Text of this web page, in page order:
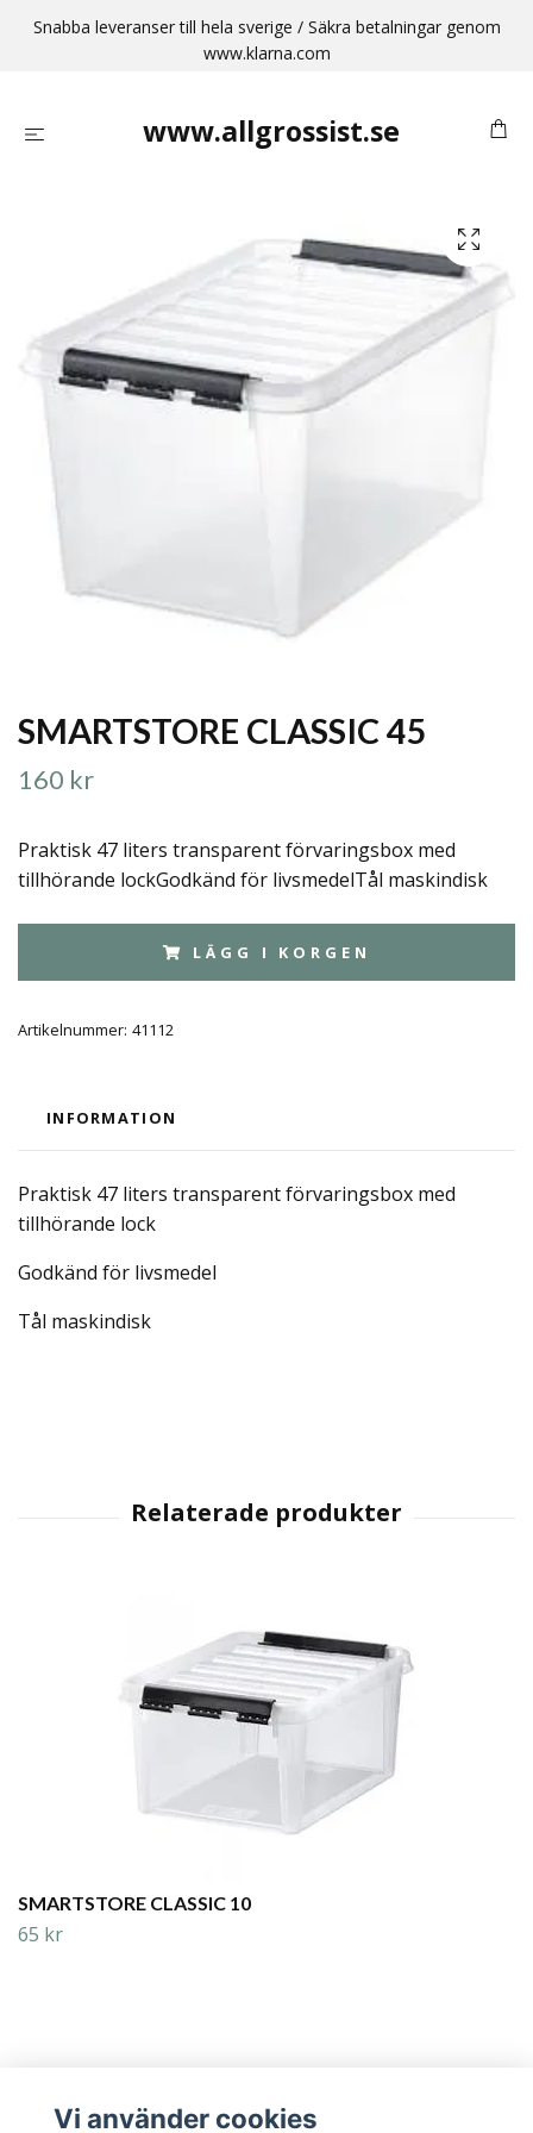
Snabba leveranser till hela sverige / Säkra betalningar genom
www.klarna.com
www.allgrossist.se
SMARTSTORE CLASSIC 45
160 kr
Praktisk 47 liters transparent förvaringsbox med
tillhörande lockGodkänd för livsmedelTål maskindisk
LÄGG I KORGEN
Artikelnummer: 41112
INFORMATION
Praktisk 47 liters transparent förvaringsbox med
tillhörande lock
Godkänd för livsmedel
Tål maskindisk
SMARTSTORE CLASSIC 10
65 kr
Vi använder cookies